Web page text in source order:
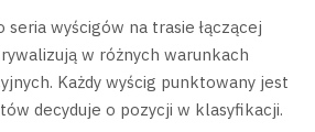
wyścigów na trasie łączącej
w różnych warunkach
Każdy wyścig punktowany jest
decyduje o pozycji w klasyfikacji.